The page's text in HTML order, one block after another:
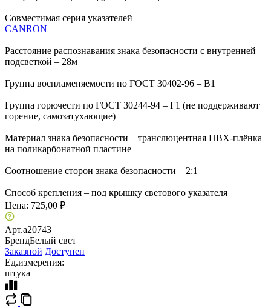
Совместимая серия указателей
CANRON
Расстояние распознавания знака безопасности с внутренней
подсветкой – 28м
Группа воспламеняемости по ГОСТ 30402-96 – В1
Группа горючести по ГОСТ 30244-94 – Г1 (не поддерживают
горение, самозатухающие)
Материал знака безопасности – транслюцентная ПВХ-плёнка
на поликарбонатной пластине
Соотношение сторон знака безопасности – 2:1
Способ крепления – под крышку светового указателя
Цена: 725,00 ₽
Арт.a20743
БрендБелый свет
Заказной Доступен
Ед.измерения:
штука